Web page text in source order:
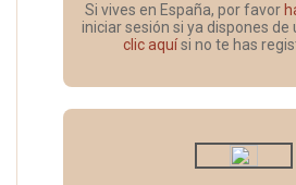
Si vives en España, por favor
iniciar sesión si ya dispones de
clic aquísi no te has